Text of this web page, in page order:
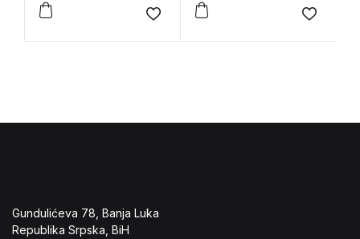
Add to wishlist Add to
Gundulićeva 78, Banja Luka
Republika Srpska, BiH